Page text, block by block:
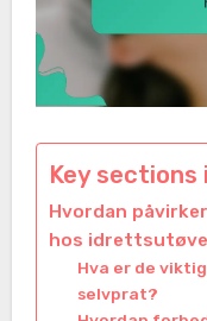
Key
Hvordan
hos
Hva er de
selvprat?